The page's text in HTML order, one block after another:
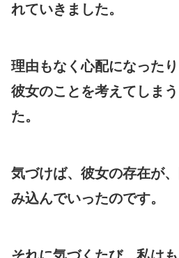
れていきました。
理由もなく心配になった
彼女のことを考えてしま
た。
気づけば、彼女の存在が
み込んでいったのです。
それに気づくたび、私は